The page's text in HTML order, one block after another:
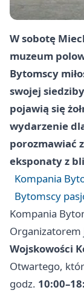
W sobotę
muzeum
Bytomscy
swojej
pojawią się
wydarzenie
porozmawiać
eksponaty z
Kompania
Bytomscy
Kompania
Organizatorem
Wojskowości
Otwartego,
godz.